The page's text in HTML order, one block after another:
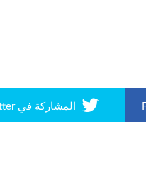
المشاركة في Twitter